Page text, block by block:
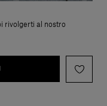
rivolgerti al nostro